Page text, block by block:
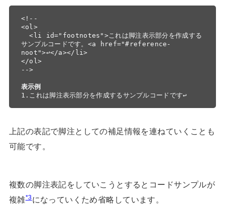
<!--
<ol>
  <li id="footnotes">これは脚注表示部分を作成する
サンプルコードです。<a href="#reference-
noot">↩</a></li>
</ol>
-->
表示例
1.これは脚注表示部分を作成するサンプルコードです↩
上記の表記で脚注としての補足情報を連ねていくことも
可能です。
複数の脚注表記をしていこうとするとコードサンプルが
複雑*3になっていくため省略しています。